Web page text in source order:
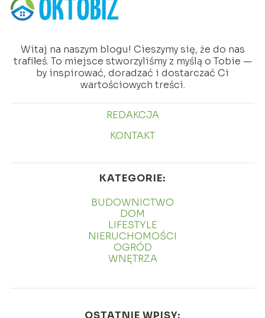
Witaj na naszym blogu! Cieszymy się, że do nas
trafiłeś. To miejsce stworzyliśmy z myślą o Tobie —
by inspirować, doradzać i dostarczać Ci
wartościowych treści.
REDAKCJA
KONTAKT
KATEGORIE:
BUDOWNICTWO
DOM
LIFESTYLE
NIERUCHOMOŚCI
OGRÓD
WNĘTRZA